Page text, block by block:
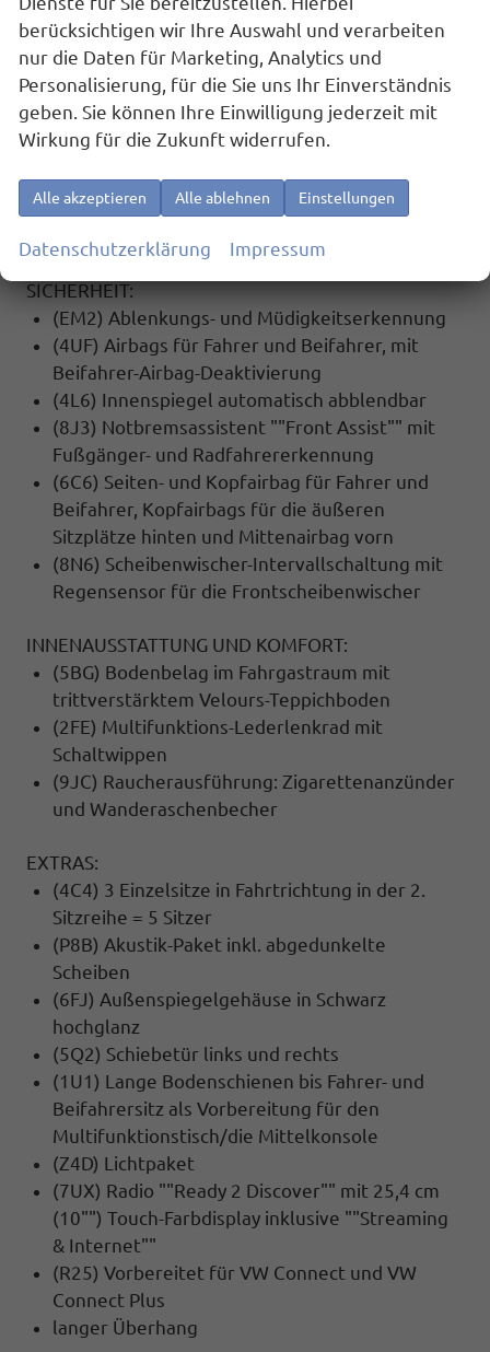
100.000 Km
MULTIMEDIA UND KOMMUNIKATION:
(U9G) 2 USB-C-Schnittstellen vorn
(9WJ) App-Connect inklusive App-Connect
Wireless für Apple CarPlay und Android Auto
(8RM) 8 Lautsprecher ( passiv )
(QV3) Digitaler Radioempfang
(9ZX) Mobiltelefon Schnittstelle (Bluetooth)
SICHERHEIT:
(EM2) Ablenkungs- und Müdigkeitserkennung
(4UF) Airbags für Fahrer und Beifahrer, mit
Beifahrer-Airbag-Deaktivierung
(4L6) Innenspiegel automatisch abblendbar
(8J3) Notbremsassistent ""Front Assist"" mit
Fußgänger- und Radfahrererkennung
(6C6) Seiten- und Kopfairbag für Fahrer und
Beifahrer, Kopfairbags für die äußeren
Sitzplätze hinten und Mittenairbag vorn
(8N6) Scheibenwischer-Intervallschaltung mit
Regensensor für die Frontscheibenwischer
INNENAUSSTATTUNG UND KOMFORT:
(5BG) Bodenbelag im Fahrgastraum mit
trittverstärktem Velours-Teppichboden
(2FE) Multifunktions-Lederlenkrad mit
Schaltwippen
(9JC) Raucherausführung: Zigarettenanzünder
und Wanderaschenbecher
EXTRAS:
(4C4) 3 Einzelsitze in Fahrtrichtung in der 2.
Sitzreihe = 5 Sitzer
(P8B) Akustik-Paket inkl. abgedunkelte
Scheiben
(6FJ) Außenspiegelgehäuse in Schwarz
hochglanz
(5Q2) Schiebetür links und rechts
(1U1) Lange Bodenschienen bis Fahrer- und
Beifahrersitz als Vorbereitung für den
Multifunktionstisch/die Mittelkonsole
(Z4D) Lichtpaket
(7UX) Radio ""Ready 2 Discover"" mit 25,4 cm
(10"") Touch-Farbdisplay inklusive ""Streaming
& Internet""
(R25) Vorbereitet für VW Connect und VW
Connect Plus
langer Überhang
berücksichtigen wir Ihre Auswahl und verarbeiten
nur die Daten für Marketing, Analytics und
Personalisierung, für die Sie uns Ihr Einverständnis
geben. Sie können Ihre Einwilligung jederzeit mit
Wirkung für die Zukunft widerrufen.
Alle akzeptieren Alle ablehnen Einstellungen
Datenschutzerklärung Impressum